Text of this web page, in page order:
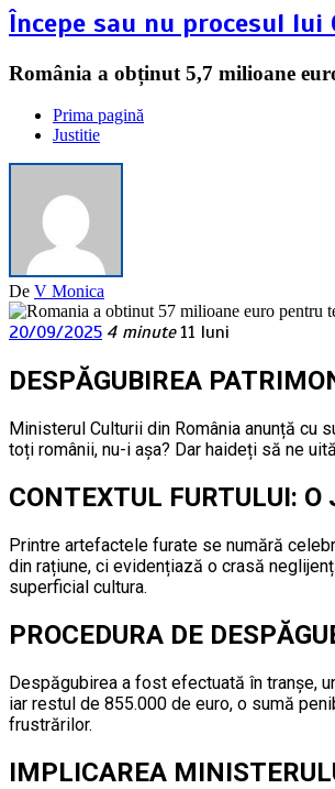
Începe sau nu procesul lui
România a obținut 5,7 milioane
Prima pagină
Justitie
De V Monica
20/09/2025 4 minute 11 luni
DESPĂGUBIREA
Ministerul Culturii din România anunță cu
toți românii, nu-i așa? Dar haideți să ne
CONTEXTUL FURTULUI:
Printre artefactele furate se numără
din rațiune, ci evidențiază o crasă
superficial cultura.
PROCEDURA DE
Despăgubirea a fost efectuată în tranșe,
iar restul de 855.000 de euro, o sumă
frustrărilor.
IMPLICAREA